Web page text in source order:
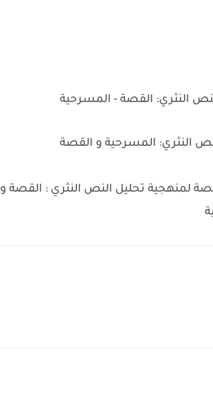
النثري: القصة - المسرحية
النثري: المسرحية و القصة
لمنهجية تحليل النص النثري : القصة و